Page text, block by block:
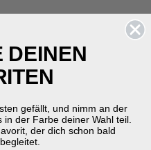
DIE VARIANTE AUS
DEINEN
gefällt, und nimm an der
in der Farbe deiner Wahl teil.
der dich schon bald